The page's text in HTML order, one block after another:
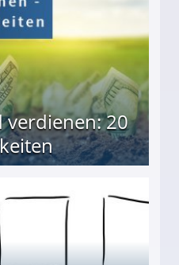
verdienen: 20